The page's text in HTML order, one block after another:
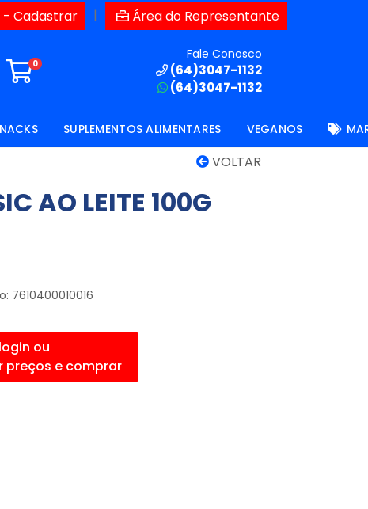
- Cadastrar | Área do Representante
0
Fale Conosco
(64)3047-1132
(64)3047-1132
SUPLEMENTOS ALIMENTARES VEGANOS
VOLTAR
AO LEITE 100G
7610400010016
ou
preços e comprar